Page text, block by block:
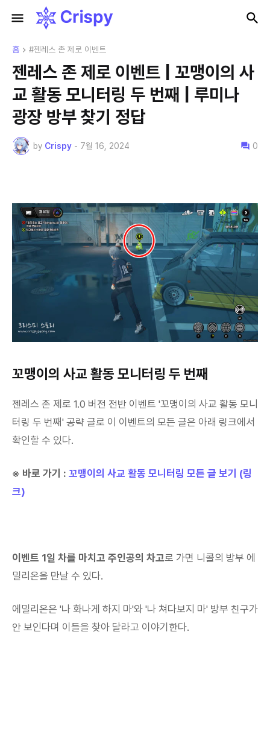
홈 #젠레스 존 제로 이벤트
젠레스 존 제로 이벤트 | 꼬맹이의 사
교 활동 모니터링 두 번째 | 루미나
광장 방부 찾기 정답
by Crispy - 7월 16, 2024 0
꼬맹이의 사교 활동 모니터링 두 번째
젠레스 존 제로 1.0 버전 전반 이벤트 '꼬맹이의 사교 활동 모니
터링 두 번째' 공략 글로 이 이벤트의 모든 글은 아래 링크에서
확인할 수 있다.
※ 바로 가기 : 꼬맹이의 사교 활동 모니터링 모든 글 보기 (링
크)
이벤트 1일 차를 마치고 주인공의 차고로 가면 니콜의 방부 에
밀리온을 만날 수 있다.
에밀리온은 '나 화나게 하지 마'와 '나 쳐다보지 마' 방부 친구가
안 보인다며 이들을 찾아 달라고 이야기한다.